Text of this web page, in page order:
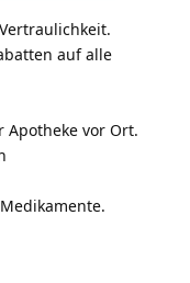
auf alle
Apotheke vor Ort.